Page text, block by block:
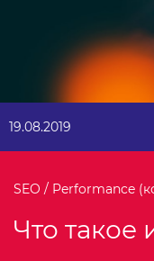
19.08.2019
SEO / Performance
Что такое